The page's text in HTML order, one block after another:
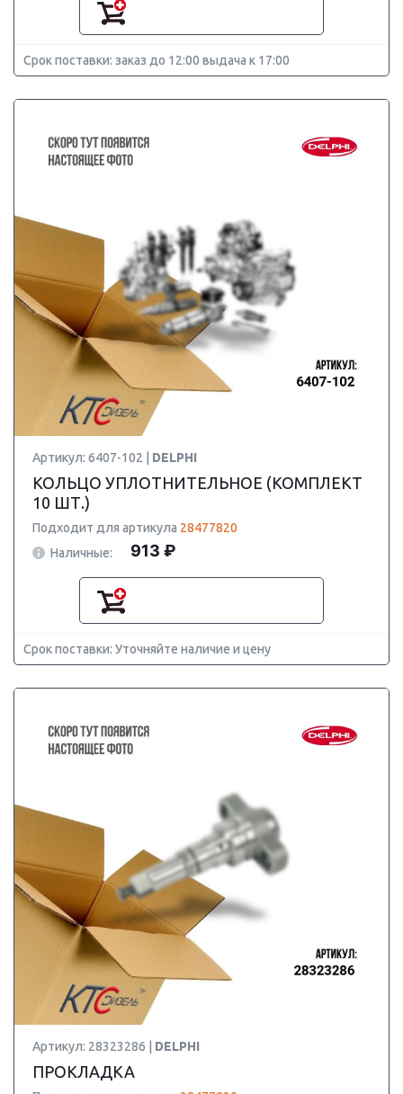
Срок поставки: заказ до 12:00 выдача к 17:00
Артикул: 6407-102 | DELPHI
КОЛЬЦО УПЛОТНИТЕЛЬНОЕ (КОМПЛЕКТ
10 ШТ.)
Подходит для артикула 28477820
Наличные:
913 ₽
Срок поставки: Уточняйте наличие и цену
Артикул: 28323286 | DELPHI
ПРОКЛАДКА